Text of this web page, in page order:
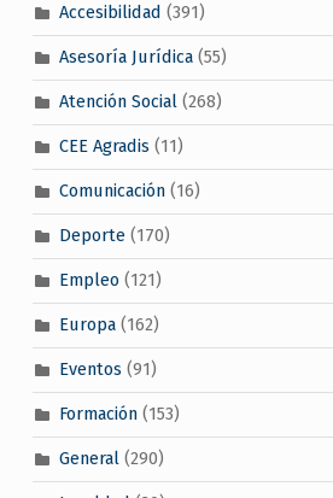
Accesibilidad (391)
Asesoría Jurídica(55)
Atención Social(268)
CEE Agradis (11)
Comunicación(16)
Deporte(170)
Empleo (121)
Europa(162)
Eventos (91)
Formación(153)
General(290)